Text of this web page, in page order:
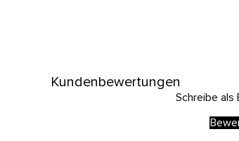
Kundenbewertungen
Schreibe als